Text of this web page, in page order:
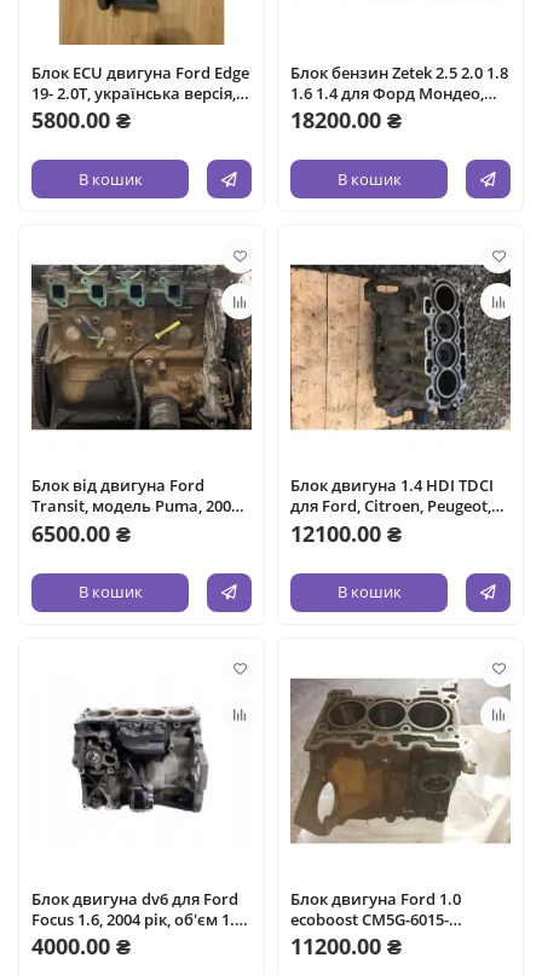
Блок ECU двигуна Ford Edge
19- 2.0T, українська версія,
2019 рік, 2.0 літра, бензин.
5800.00 ₴
В кошик
Блок бензин Zetek 2.5 2.0 1.8
1.6 1.4 для Форд Мондео,
двигун 2.5, 2008 рік, об'єм
2.5 л, паливо - бензин.
18200.00 ₴
В кошик
Блок від двигуна Ford
Transit, модель Puma, 2003
рік, об'єм 2.4 л, дизельне
паливо. В хорошому стані,
6500.00 ₴
В кошик
Блок двигуна 1.4 HDI TDCI
для Ford, Citroen, Peugeot,
Toyota. Модель F6JA DV4TD,
об'єм 1.4 л, дизельне
12100.00 ₴
В кошик
Блок двигуна dv6 для Ford
Focus 1.6, 2004 рік, об'єм 1.6
л, дизель.
4000.00 ₴
Блок двигуна Ford 1.0
ecoboost CM5G-6015-
HB,M2DA, 2017 рік, 1.0 л,
бензин.
11200.00 ₴